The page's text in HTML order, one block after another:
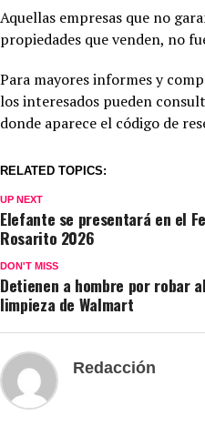
Aquellas empresas que no
propiedades que venden, no
Para mayores informes y
los interesados pueden
donde aparece el código de
RELATED TOPICS:
UP NEXT
Elefante se presentará en el
Rosarito 2026
DON'T MISS
Detienen a hombre por robar
limpieza de Walmart
Redacción